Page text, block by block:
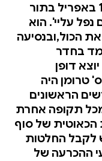
"בעתיד יזכור הארי טרומן את 12 באפריל בתור
נפל עליי'. הוא
הכול,ובנסיעה
בחדר
דופן
טרומן היה
הראשונים
מכל תקופה אחרת
הכאוטית של סוף
לקבל החלטות
ההכרעה של